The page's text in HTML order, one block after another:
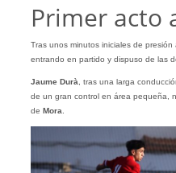
Primer acto
Tras unos minutos iniciales de presión
entrando en partido y dispuso de las
Jaume Durà , tras una larga
de un gran control en área pequeña,
de Mora